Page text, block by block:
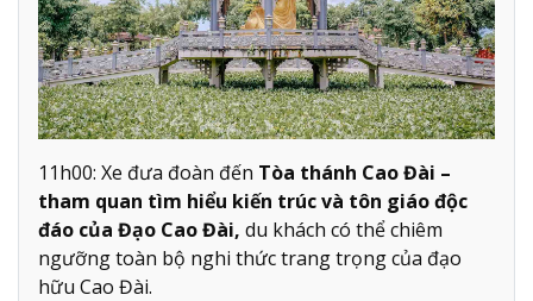
11h00: Xe đưa đoàn đến Tòa thánh Cao Đài –
tham quan tìm hiểu kiến trúc và tôn giáo độc
đáo của Đạo Cao Đài, du khách có thể chiêm
ngưỡng toàn bộ nghi thức trang trọng của đạo
hữu Cao Đài.